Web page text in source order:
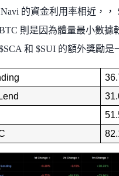
Navi 的資金利用率相近，，
則是因為體量最小數據
和 $SUI 的額外獎勵是